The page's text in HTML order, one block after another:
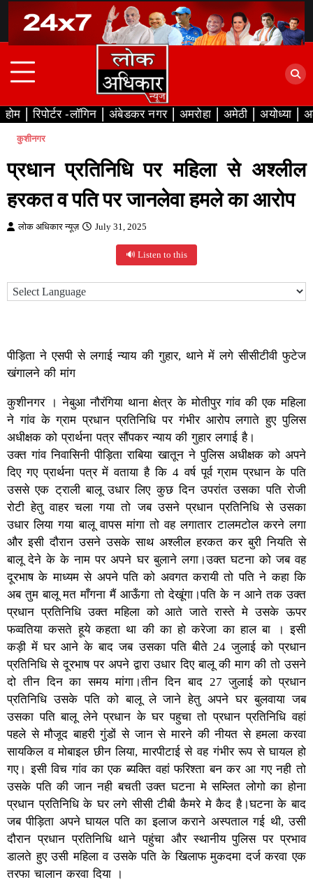
content
होम रिपोर्टर -लॉगिन अंबेडकर नगर अमरोहा अमेठी अयोध्या
कुशीनगर
प्रधान प्रतिनिधि पर महिला से अश्लील
हरकत व पति पर जानलेवा हमले का आरोप
लोक अधिकार न्यूज़ July 31, 2025
🔊 Listen to this
पीड़िता ने एसपी से लगाई न्याय की गुहार, थाने में लगे सीसीटीवी फुटेज
खंगालने की मांग
कुशीनगर । नेबुआ नौरंगिया थाना क्षेत्र के मोतीपुर गांव की एक महिला
ने गांव के ग्राम प्रधान प्रतिनिधि पर गंभीर आरोप लगाते हुए पुलिस
अधीक्षक को प्रार्थना पत्र सौंपकर न्याय की गुहार लगाई है।
उक्त गांव निवासिनी पीड़िता राबिया खातून ने पुलिस अधीक्षक को अपने
दिए गए प्रार्थना पत्र में वताया है कि 4 वर्ष पूर्व ग्राम प्रधान के पति
उससे एक ट्राली बालू उधार लिए कुछ दिन उपरांत उसका पति रोजी
रोटी हेतु वाहर चला गया तो जब उसने प्रधान प्रतिनिधि से उसका
उधार लिया गया बालू वापस मांगा तो वह लगातार टालमटोल करने लगा
और इसी दौरान उसने उसके साथ अश्लील हरकत कर बुरी नियति से
बालू देने के के नाम पर अपने घर बुलाने लगा।उक्त घटना को जब वह
दूरभाष के माध्यम से अपने पति को अवगत करायी तो पति ने कहा कि
अब तुम बालू मत माँगना मैं आऊँगा तो देखूंगा।पति के न आने तक उक्त
प्रधान प्रतिनिधि उक्त महिला को आते जाते रास्ते मे उसके ऊपर
फव्वतिया कसते हूये कहता था की का हो करेजा का हाल बा । इसी
कड़ी में घर आने के बाद जब उसका पति बीते 24 जुलाई को प्रधान
प्रतिनिधि से दूरभाष पर अपने द्वारा उधार दिए बालू की माग की तो उसने
दो तीन दिन का समय मांगा।तीन दिन बाद 27 जुलाई को प्रधान
प्रतिनिधि उसके पति को बालू ले जाने हेतु अपने घर बुलवाया जब
उसका पति बालू लेने प्रधान के घर पहुचा तो प्रधान प्रतिनिधि वहां
पहले से मौजूद बाहरी गुंडों से जान से मारने की नीयत से हमला करवा
सायकिल व मोबाइल छीन लिया, मारपीटाई से वह गंभीर रूप से घायल हो
गए। इसी विच गांव का एक ब्यक्ति वहां फरिश्ता बन कर आ गए नही तो
उसके पति की जान नही बचती उक्त घटना मे सम्लित लोगो का होना
प्रधान प्रतिनिधि के घर लगे सीसी टीबी कैमरे मे कैद है।घटना के बाद
जब पीड़िता अपने घायल पति का इलाज कराने अस्पताल गई थी, उसी
दौरान प्रधान प्रतिनिधि थाने पहुंचा और स्थानीय पुलिस पर प्रभाव
डालते हुए उसी महिला व उसके पति के खिलाफ मुकदमा दर्ज करवा एक
तरफा चालान करवा दिया ।